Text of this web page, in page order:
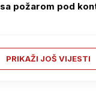
sa požarom pod
PRIKAŽI JOŠ VIJESTI